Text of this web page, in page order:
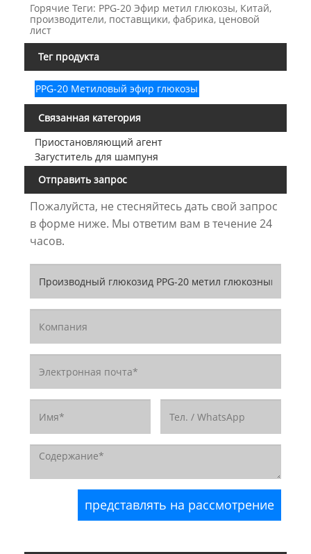
Горячие Теги: PPG-20 Эфир метил глюкозы, Китай,
производители, поставщики, фабрика, ценовой
лист
Тег продукта
PPG-20 Метиловый эфир глюкозы
Связанная категория
Приостановляющий агент
Загуститель для шампуня
Отправить запрос
Пожалуйста, не стесняйтесь дать свой запрос
в форме ниже. Мы ответим вам в течение 24
часов.